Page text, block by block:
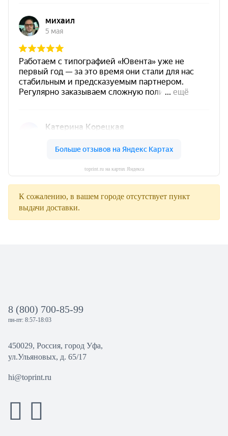
toprint.ru на картах Яндекса
К сожалению, в вашем городе отсутствует пункт
выдачи доставки.
8 (800) 700-85-99
пн-пт: 8:57-18:03
450029, Россия, город Уфа,
ул.Ульяновых, д. 65/17
hi@toprint.ru